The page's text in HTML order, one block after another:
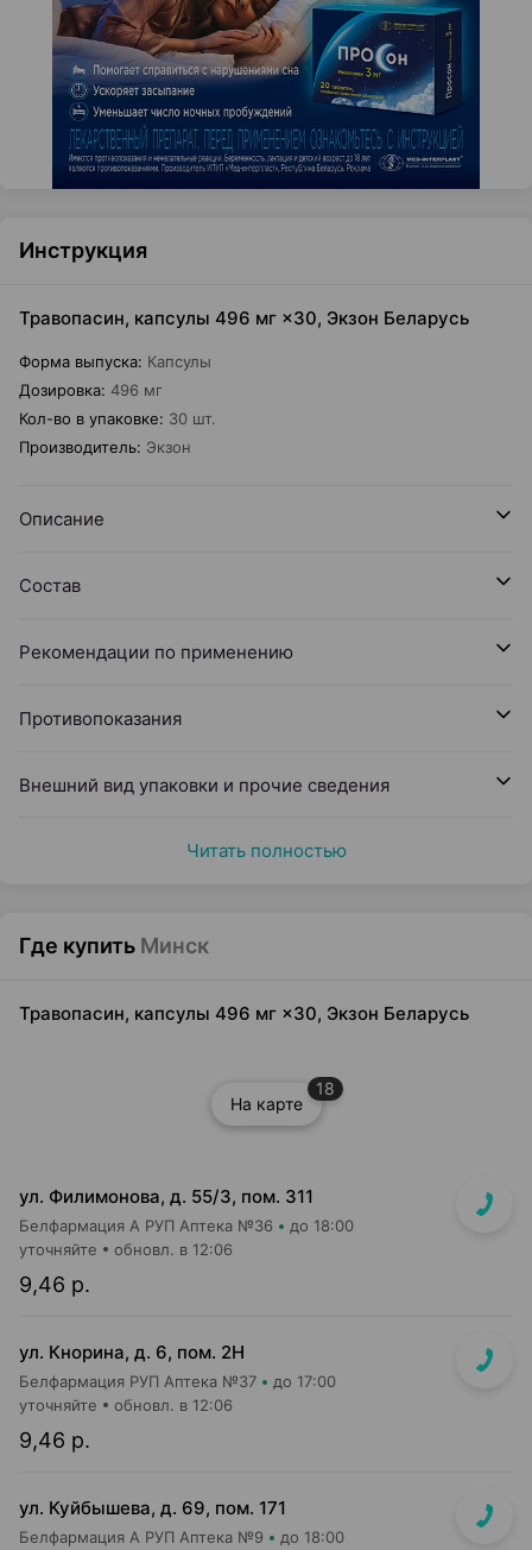
Инструкция
Травопасин, капсулы 496 мг ×30, Экзон Беларусь
Форма выпуска: Капсулы
Дозировка: 496 мг
Кол-во в упаковке: 30 шт.
Производитель: Экзон
Описание
Состав
Рекомендации по применению
Противопоказания
Внешний вид упаковки и прочие сведения
Читать полностью
Где купить Минск
Травопасин, капсулы 496 мг ×30, Экзон Беларусь
На карте
18
ул. Филимонова, д. 55/3, пом. 311
Белфармация А РУП Аптека №36 до 18:00
9,46 р.
уточняйте обновл. в 12:06
ул. Кнорина, д. 6, пом. 2Н
Белфармация РУП Аптека №37 до 17:00
9,46 р.
уточняйте обновл. в 12:06
ул. Куйбышева, д. 69, пом. 171
Белфармация А РУП Аптека №9 до 18:00